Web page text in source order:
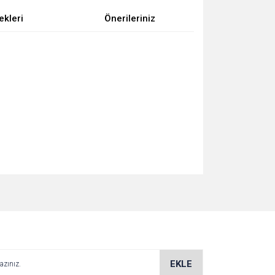
Önerileriniz
EKLE